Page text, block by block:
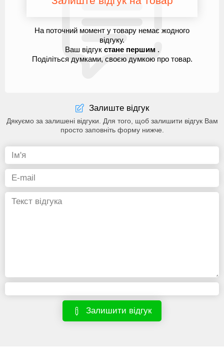
На поточний момент у товару немає жодного
відгуку.
Ваш відгук стане першим .
Поділіться думками, своєю думкою про товар.
Залиште відгук
Дякуємо за залишені відгуки. Для того, щоб залишити відгук Вам
просто заповніть форму нижче.
Залишити відгук